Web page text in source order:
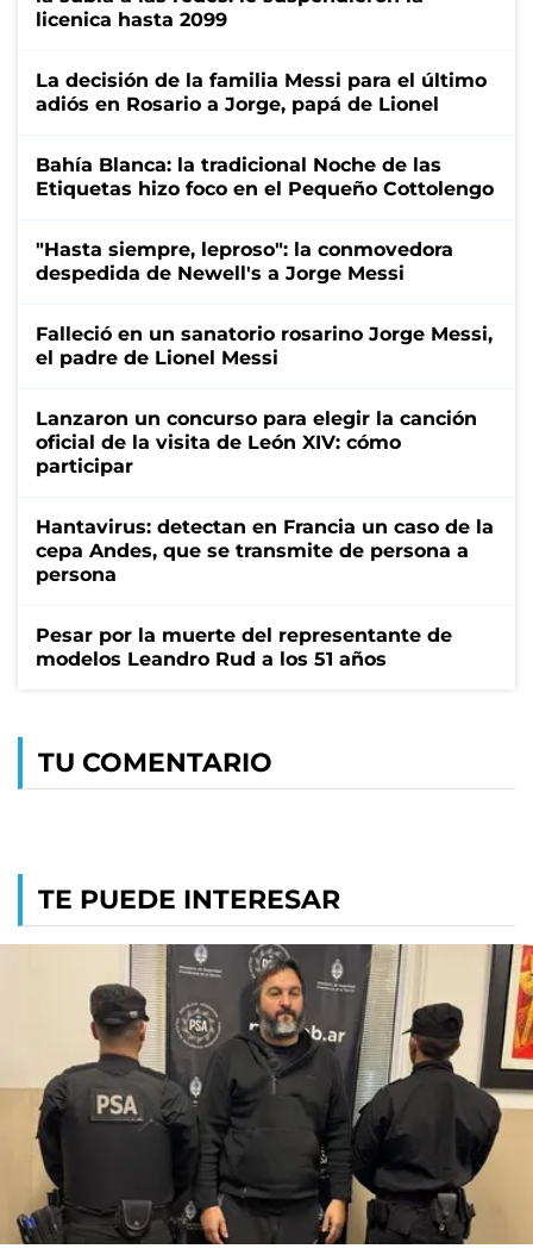
licenica hasta 2099
La decisión de la familia Messi para el último
adiós en Rosario a Jorge, papá de Lionel
Bahía Blanca: la tradicional Noche de las
Etiquetas hizo foco en el Pequeño Cottolengo
"Hasta siempre, leproso": la conmovedora
despedida de Newell's a Jorge Messi
Falleció en un sanatorio rosarino Jorge Messi,
el padre de Lionel Messi
Lanzaron un concurso para elegir la canción
oficial de la visita de León XIV: cómo
participar
Hantavirus: detectan en Francia un caso de la
cepa Andes, que se transmite de persona a
persona
Pesar por la muerte del representante de
modelos Leandro Rud a los 51 años
TU COMENTARIO
TE PUEDE INTERESAR